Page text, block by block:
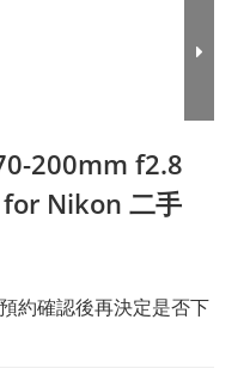
200mm f2.8
for Nikon 二手
約確認後再決定是否下